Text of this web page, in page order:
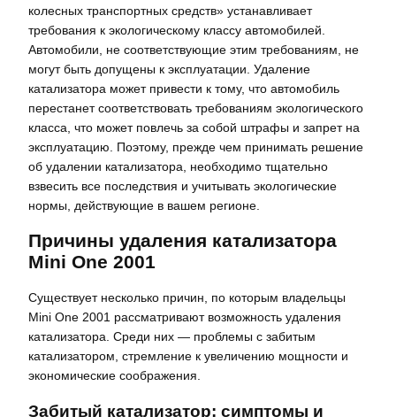
колесных транспортных средств» устанавливает
требования к экологическому классу автомобилей.
Автомобили, не соответствующие этим требованиям, не
могут быть допущены к эксплуатации. Удаление
катализатора может привести к тому, что автомобиль
перестанет соответствовать требованиям экологического
класса, что может повлечь за собой штрафы и запрет на
эксплуатацию. Поэтому, прежде чем принимать решение
об удалении катализатора, необходимо тщательно
взвесить все последствия и учитывать экологические
нормы, действующие в вашем регионе.
Причины удаления катализатора
Mini One 2001
Существует несколько причин, по которым владельцы
Mini One 2001 рассматривают возможность удаления
катализатора. Среди них ― проблемы с забитым
катализатором, стремление к увеличению мощности и
экономические соображения.
Забитый катализатор: симптомы и